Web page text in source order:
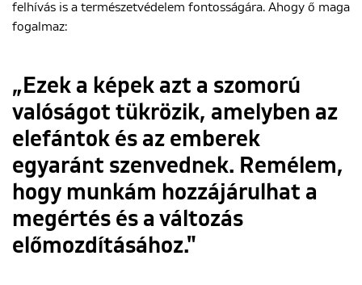
felhívás is a természetvédelem fontosságára. Ahogy ő maga
fogalmaz:
„Ezek a képek azt a szomorú
valóságot tükrözik, amelyben az
elefántok és az emberek
egyaránt szenvednek. Remélem,
hogy munkám hozzájárulhat a
megértés és a változás
előmozdításához."